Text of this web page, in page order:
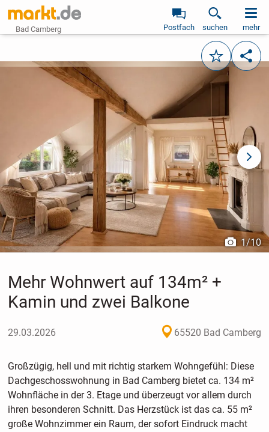
Bad Camberg Postfach suchen mehr
Merken
vorheriges Bild
1/10
Mehr Wohnwert auf 134m² +
Kamin und zwei Balkone
29.03.2026 65520 Bad Camberg
Großzügig, hell und mit richtig starkem Wohngefühl: Diese
Dachgeschosswohnung in Bad Camberg bietet ca. 134 m²
Wohnfläche in der 3. Etage und überzeugt vor allem durch
ihren besonderen Schnitt. Das Herzstück ist das ca. 55 m²
große Wohnzimmer ein Raum, der sofort Eindruck macht